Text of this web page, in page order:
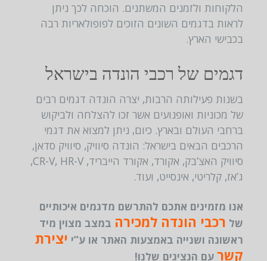
הלקוחות ולזמנים המשתנים. הוכחה לכך ניתן
לראות בדגמים השונים הזוכים לפופולאריות רבה
בכבישי הארץ.
דגמים של רכבי הונדה בישראל
בשנות פעילותה הרבות, יצרה הונדה דגמים רבים
של מכוניות ואופנועים אשר זכו להצלחה ולביקוש
ברחבי העולם ובארץ. כיום, ניתן למצוא את דגמי
הרכבים הבאים בישראל: הונדה סיוויק, סיוויק סדאן,
סיוויק האצ’בק, אקורד, אקורד הייבריד, CR-V, HR-V,
ג’אז, קלריטי, אינסייט, ועוד.
אנו מזמינים אתכם להתרשם מדגמים איכותיים
של רכבי הונדה למכירה במצב מצוין מיד
ראשונה ושנייה באמצעות האתר או ע”י יצירת
קשר עם הנציגים שלנו!